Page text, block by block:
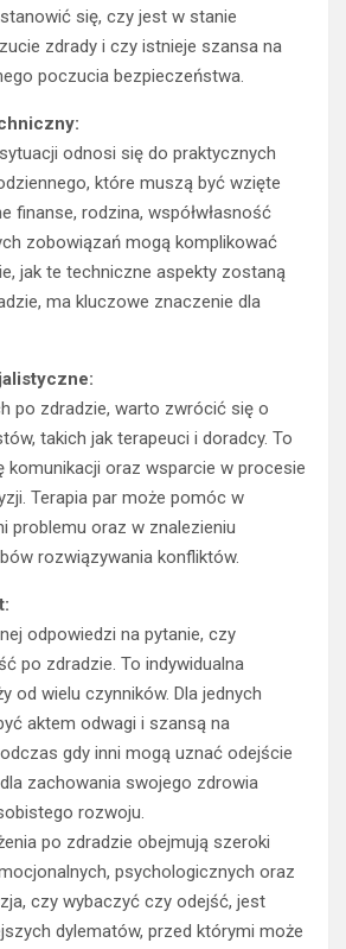
się, czy jest w stanie
zdrady i czy istnieje szansa na
poczucia bezpieczeństwa.
odnosi się do praktycznych
które muszą być wzięte
finanse, rodzina, współwłasność
zobowiązań mogą komplikować
jak te techniczne aspekty zostaną
ma kluczowe znaczenie dla
po zdradzie, warto zwrócić się o
takich jak terapeuci i doradcy. To
komunikacji oraz wsparcie w procesie
Terapia par może pomóc w
problemu oraz w znalezieniu
rozwiązywania konfliktów.
odpowiedzi na pytanie, czy
po zdradzie. To indywidualna
od wielu czynników. Dla jednych
aktem odwagi i szansą na
gdy inni mogą uznać odejście
zachowania swojego zdrowia
rozwoju.
po zdradzie obejmują szeroki
psychologicznych oraz
czy wybaczyć czy odejść, jest
dylematów, przed którymi może